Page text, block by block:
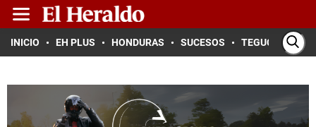
INICIO EH PLUS HONDURAS SUCESOS TEGUCIGALPA